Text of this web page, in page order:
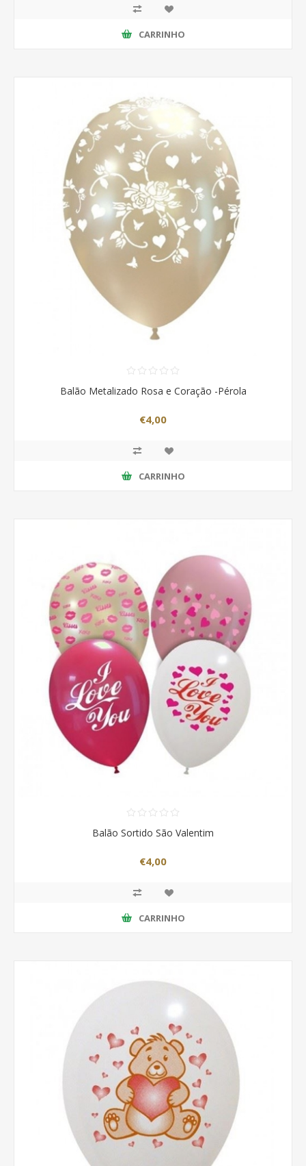
CARRINHO
Balão Metalizado Rosa e Coração -Pérola
€4,00
CARRINHO
Balão Sortido São Valentim
€4,00
CARRINHO